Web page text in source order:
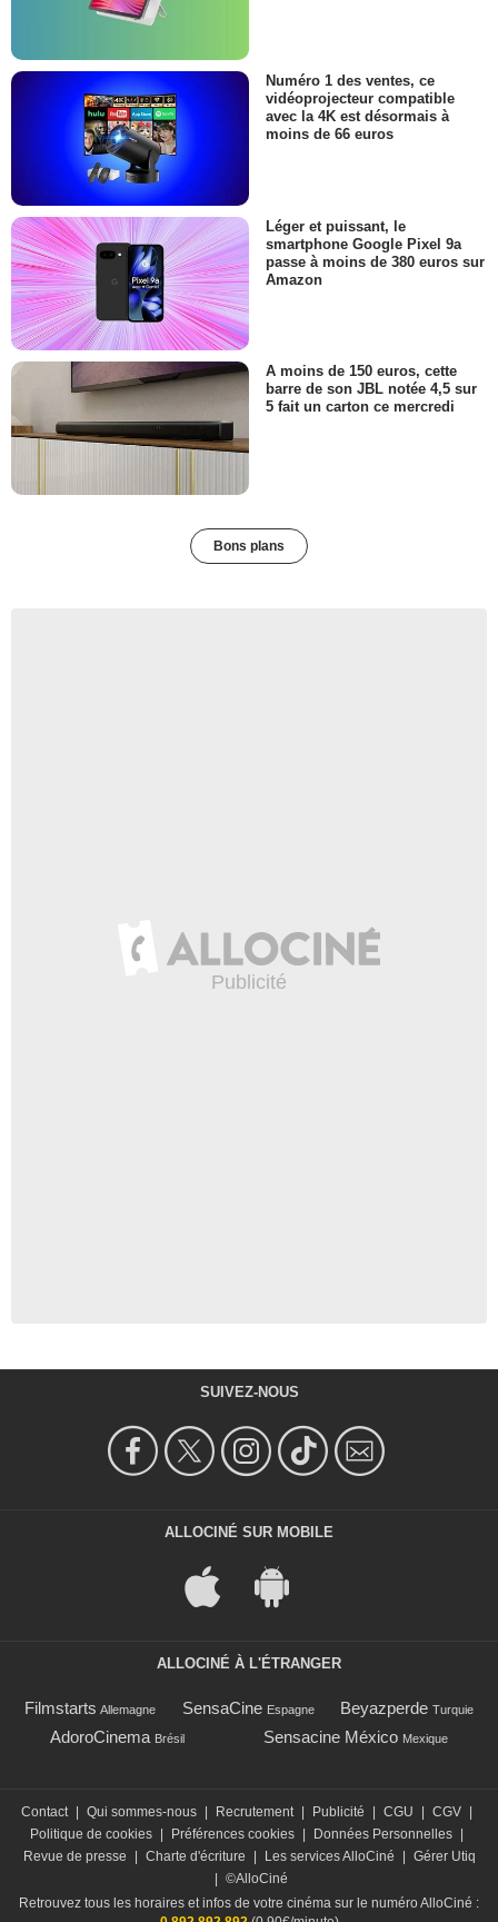
Numéro 1 des ventes, ce
vidéoprojecteur compatible
avec la 4K est désormais à
moins de 66 euros
Léger et puissant, le
smartphone Google Pixel 9a
passe à moins de 380 euros sur
Amazon
A moins de 150 euros, cette
barre de son JBL notée 4,5 sur
5 fait un carton ce mercredi
Bons plans
SUIVEZ-NOUS
ALLOCINÉ SUR MOBILE
ALLOCINÉ À L'ÉTRANGER
Filmstarts Allemagne SensaCine Espagne Beyazperde Turquie
AdoroCinema Brésil Sensacine México Mexique
Contact Qui sommes-nous Recrutement Publicité CGU CGV
Politique de cookies
Préférences cookies Données Personnelles
Revue de presse
Charte d'écriture Les services AlloCiné
Gérer Utiq
©AlloCiné
Retrouvez tous les horaires et infos de votre cinéma sur le numéro AlloCiné :